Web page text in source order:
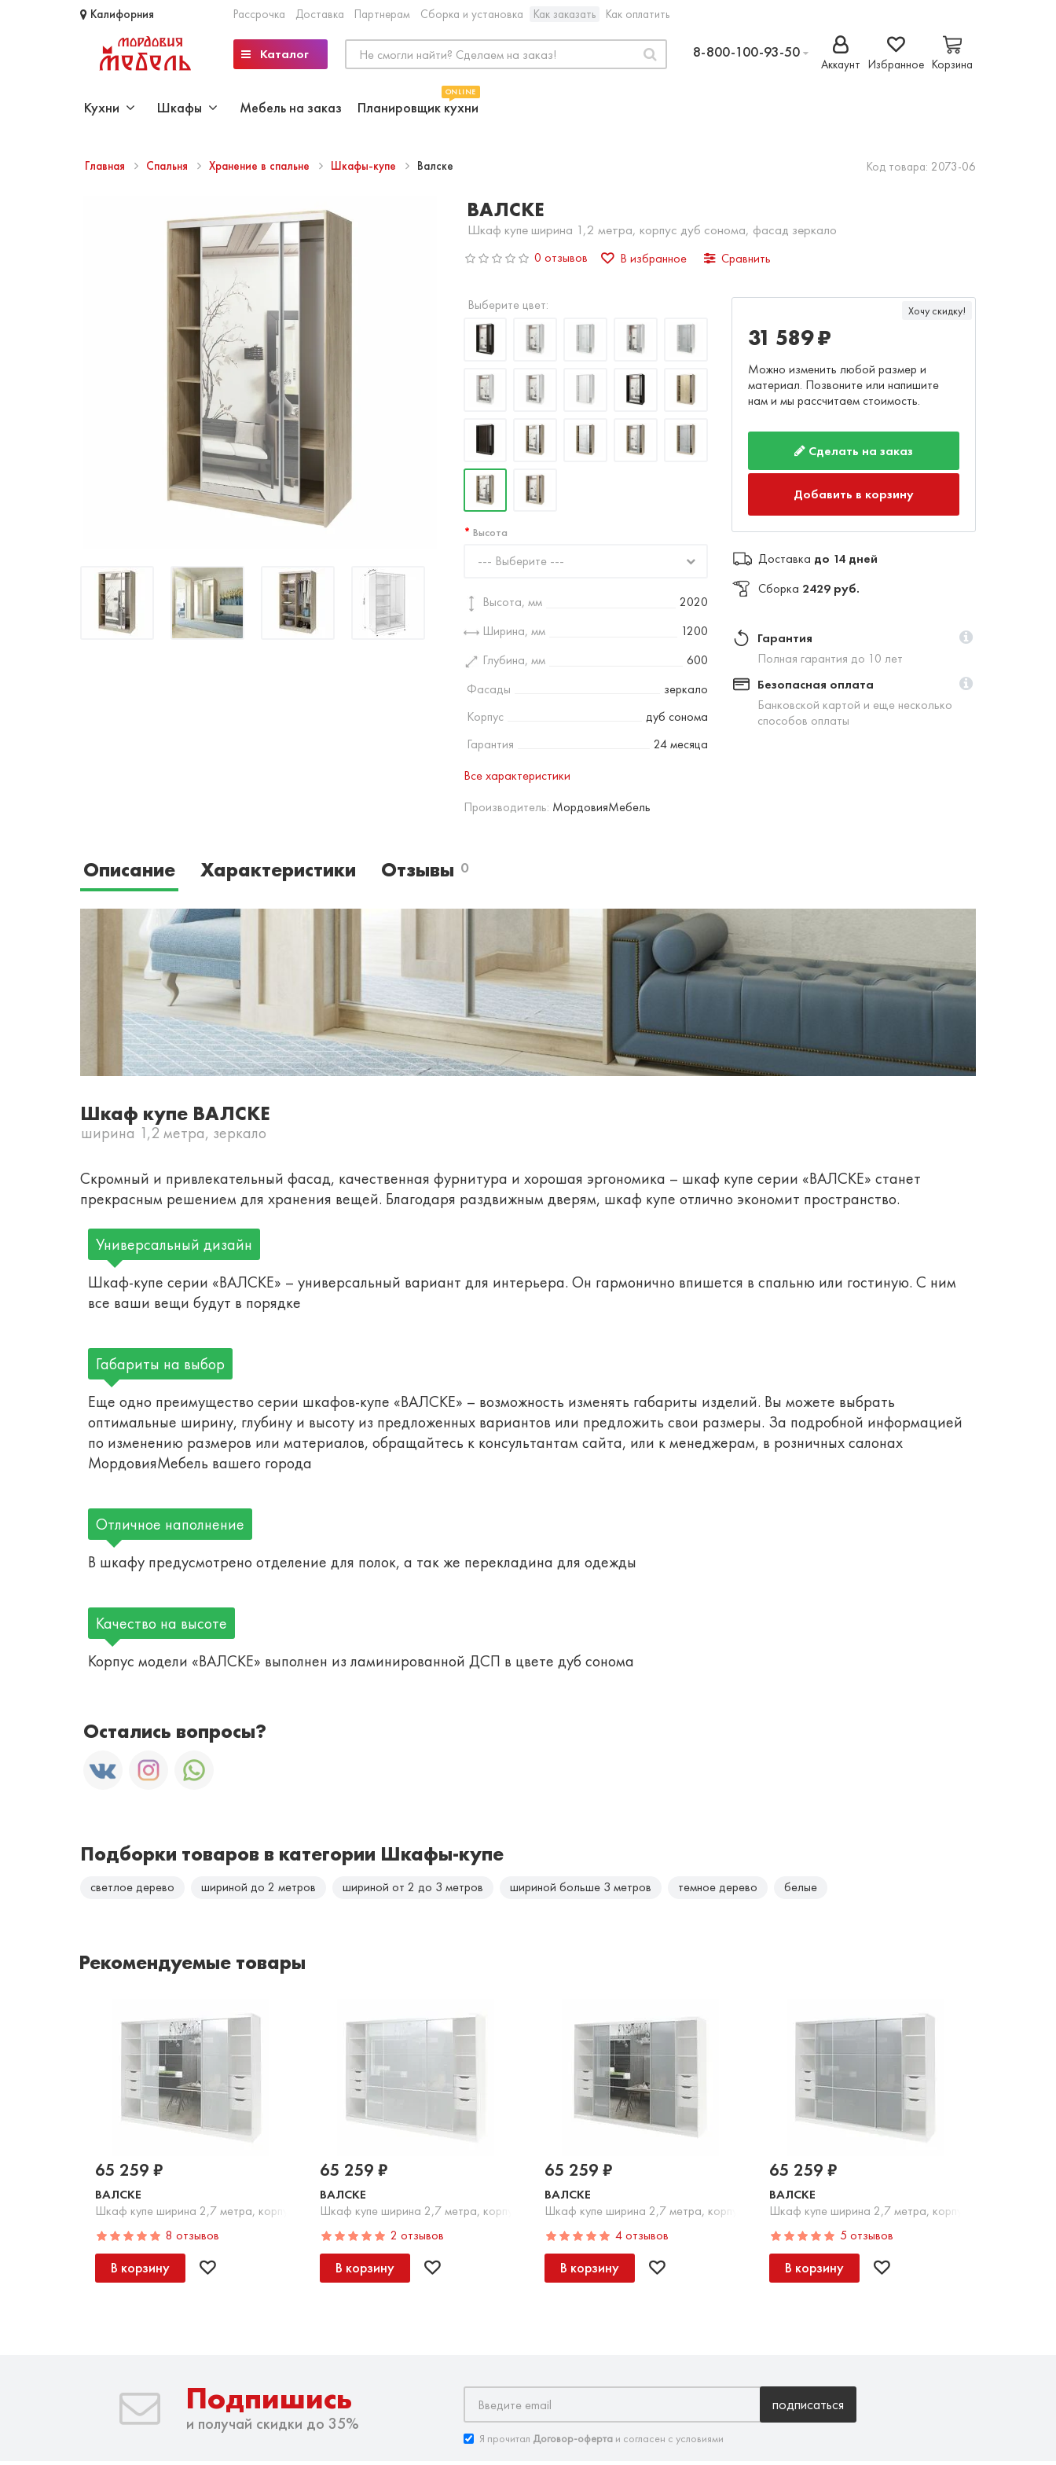
Калифорния Рассрочка Доставка Партнерам Сборка и установка Как заказать Как оплатить
Каталог 8-800-100-93-50
Аккаунт Избранное Корзина
Кухни Шкафы Мебель на заказ
ONLINE
Планировщик кухни
Главная Спальня Хранение в спальне Шкафы-купе Валске Код товара: 2073-06
ВАЛСКЕ
Шкаф купе ширина 1,2 метра, корпус дуб сонома, фасад зеркало
0 отзывов В избранное Сравнить
Выберите цвет:
Высота
--- Выберите ---
Высота, мм
2020
Ширина, мм
1200
Глубина, мм
600
Фасады
зеркало
Корпус
дуб сонома
Гарантия
24 месяца
Все характеристики
Производитель: МордовияМебель
Хочу скидку!
31 589 ₽
Можно изменить любой размер и
материал. Позвоните или напишите
нам и мы рассчитаем стоимость.
Сделать на заказ
Добавить в корзину
Доставка до 14 дней
Сборка 2429 руб.
Гарантия
Полная гарантия до 10 лет
Безопасная оплата
Банковской картой и еще несколько
способов оплаты
Описание Характеристики Отзывы 0
Шкаф купе ВАЛСКЕ
ширина 1,2 метра, зеркало
Скромный и привлекательный фасад, качественная фурнитура и хорошая эргономика – шкаф купе серии «ВАЛСКЕ» станет
прекрасным решением для хранения вещей. Благодаря раздвижным дверям, шкаф купе отлично экономит пространство.
Универсальный дизайн
Шкаф-купе серии «ВАЛСКЕ» – универсальный вариант для интерьера. Он гармонично впишется в спальню или гостиную. С ним
все ваши вещи будут в порядке
Габариты на выбор
Еще одно преимущество серии шкафов-купе «ВАЛСКЕ» – возможность изменять габариты изделий. Вы можете выбрать
оптимальные ширину, глубину и высоту из предложенных вариантов или предложить свои размеры. За подробной информацией
по изменению размеров или материалов, обращайтесь к консультантам сайта, или к менеджерам, в розничных салонах
МордовияМебель вашего города
Отличное наполнение
В шкафу предусмотрено отделение для полок, а так же перекладина для одежды
Качество на высоте
Корпус модели «ВАЛСКЕ» выполнен из ламинированной ДСП в цвете дуб сонома
Остались вопросы?
Подборки товаров в категории Шкафы-купе
светлое дерево шириной до 2 метров шириной от 2 до 3 метров шириной больше 3 метров темное дерево белые
Рекомендуемые товары
ВАЛСКЕ
Шкаф купе ширина 2,7 метра, корпус белый, фасад белое стекло, зеркало
65 259 ₽
8 отзывов
В корзину
ВАЛСКЕ
Шкаф купе ширина 2,7 метра, корпус белый, фасад белое стекло
65 259 ₽
2 отзывов
В корзину
ВАЛСКЕ
Шкаф купе ширина 2,7 метра, корпус белый, фасад серое стекло, зеркало
65 259 ₽
4 отзывов
В корзину
ВАЛСКЕ
Шкаф купе ширина 2,7 метра, корпус белый, фасад
65 259 ₽
5 отзывов
В корзину
Подпишись
и получай скидки до 35%
подписаться
Я прочитал Договор-офертаи согласен с условиями